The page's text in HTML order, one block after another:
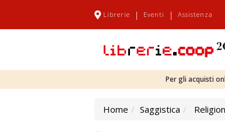
Librerie | Eventi | Assistenza
Per gli acquisti
Home Saggistica